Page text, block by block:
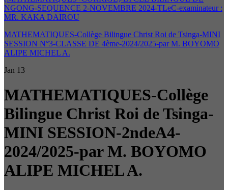
NGONG-SEQUENCE 2-NOVEMBRE 2024-TLeC-examinateur :
MR. KAKA DAIROU
MATHEMATIQUES-Collège Bilingue Christ Roi de Tsinga-MINI
SESSION N°3-CLASSE DE 4ème-2024/2025-par M. BOYOMO
ALIPE MICHEL A.
Jan 13
MATHEMATIQUES-Collège
Bilingue Christ Roi de Tsinga-
MINI SESSION-2ndeA4-
2024/2025-par M. BOYOMO
ALIPE MICHEL A.